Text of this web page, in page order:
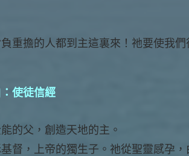
重擔的人都到主這裏來！祂要使我們
使徒信經
的父，創造天地的主。
督，上帝的獨生子。祂從聖靈感孕